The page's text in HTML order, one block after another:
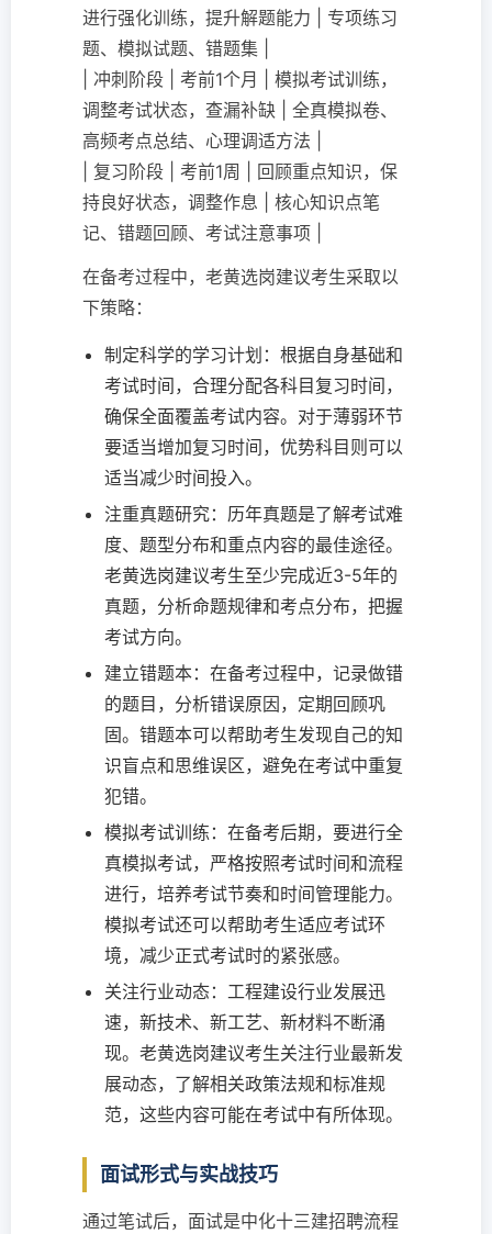
进行强化训练，提升解题能力 | 专项练习
题、模拟试题、错题集 |
| 冲刺阶段 | 考前1个月 | 模拟考试训练，
调整考试状态，查漏补缺 | 全真模拟卷、
高频考点总结、心理调适方法 |
| 复习阶段 | 考前1周 | 回顾重点知识，保
持良好状态，调整作息 | 核心知识点笔
记、错题回顾、考试注意事项 |
在备考过程中，老黄选岗建议考生采取以
下策略：
制定科学的学习计划：根据自身基础和
考试时间，合理分配各科目复习时间，
确保全面覆盖考试内容。对于薄弱环节
要适当增加复习时间，优势科目则可以
适当减少时间投入。
注重真题研究：历年真题是了解考试难
度、题型分布和重点内容的最佳途径。
老黄选岗建议考生至少完成近3-5年的
真题，分析命题规律和考点分布，把握
考试方向。
建立错题本：在备考过程中，记录做错
的题目，分析错误原因，定期回顾巩
固。错题本可以帮助考生发现自己的知
识盲点和思维误区，避免在考试中重复
犯错。
模拟考试训练：在备考后期，要进行全
真模拟考试，严格按照考试时间和流程
进行，培养考试节奏和时间管理能力。
模拟考试还可以帮助考生适应考试环
境，减少正式考试时的紧张感。
关注行业动态：工程建设行业发展迅
速，新技术、新工艺、新材料不断涌
现。老黄选岗建议考生关注行业最新发
展动态，了解相关政策法规和标准规
范，这些内容可能在考试中有所体现。
面试形式与实战技巧
通过笔试后，面试是中化十三建招聘流程